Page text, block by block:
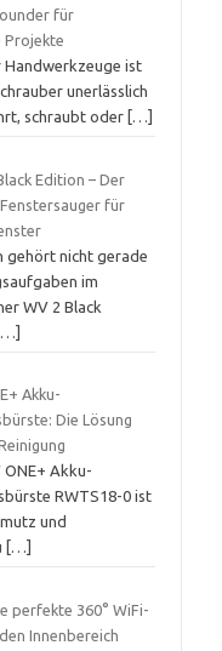
für
Projekte
Handwerkzeuge ist
unerlässlich
schraubt oder […]
Edition – Der
für
gehört nicht gerade
im
WV 2 Black
[…]
Akku-
Die Lösung
ONE+ Akku-
RWTS18-0 ist
und
[…]
perfekte 360° WiFi-
Innenbereich